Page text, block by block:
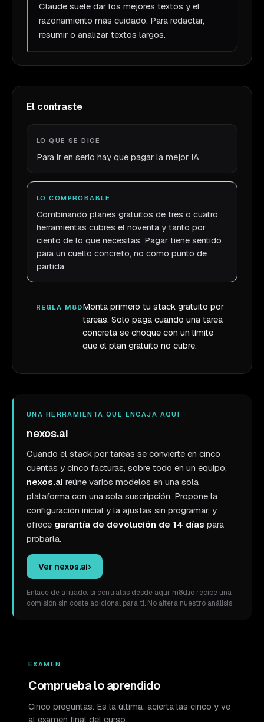
Claude suele dar los mejores textos y el
razonamiento más cuidado. Para redactar,
resumir o analizar textos largos.
El contraste
LO QUE SE DICE
Para ir en serio hay que pagar la mejor IA.
LO COMPROBABLE
Combinando planes gratuitos de tres o cuatro
herramientas cubres el noventa y tanto por
ciento de lo que necesitas. Pagar tiene sentido
para un cuello concreto, no como punto de
partida.
REGLA M8DMonta primero tu stack gratuito por
tareas. Solo paga cuando una tarea
concreta se choque con un límite
que el plan gratuito no cubre.
UNA HERRAMIENTA QUE ENCAJA AQUÍ
nexos.ai
Cuando el stack por tareas se convierte en cinco
cuentas y cinco facturas, sobre todo en un equipo,
nexos.ai reúne varios modelos en una sola
plataforma con una sola suscripción. Propone la
configuración inicial y la ajustas sin programar, y
ofrece garantía de devolución de 14 días para
probarla.
Ver nexos.ai›
Enlace de afiliado: si contratas desde aquí, m8d.io recibe una
comisión sin coste adicional para ti. No altera nuestro análisis.
EXAMEN
Comprueba lo aprendido
Cinco preguntas. Es la última: acierta las cinco y ve
al examen final del curso.